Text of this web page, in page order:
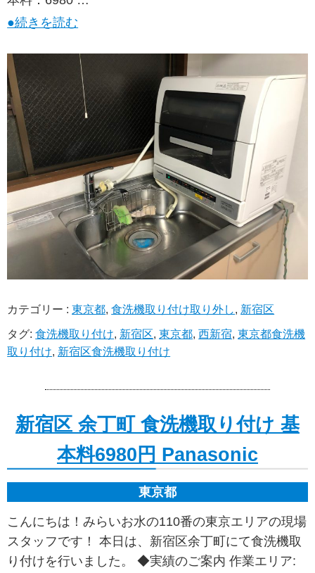
●続きを読む
カテゴリー :東京都,食洗機取り付け取り外し, 新宿区
タグ:食洗機取り付け, 新宿区,東京都,西新宿,東京都食洗機
取り付け, 新宿区食洗機取り付け
新宿区 余丁町 食洗機取り付け 基
本料6980円 Panasonic
東京都
こんにちは！みらいお水の110番の東京エリアの現場
スタッフです！ 本日は、新宿区余丁町にて食洗機取
り付けを行いました。 ◆実績のご案内 作業エリア: